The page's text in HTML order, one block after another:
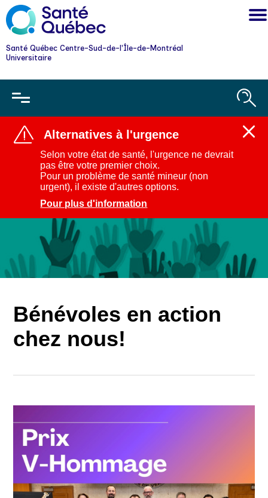
Santé Québec Centre-Sud-de-l'Île-de-Montréal
Universitaire
Alternatives à l'urgence
Selon votre état de santé, l'urgence ne devrait
pas être votre premier choix.
Pour un problème de santé mineur (non
urgent), il existe d'autres options.
Pour plus d'information
Bénévoles en action
chez nous!